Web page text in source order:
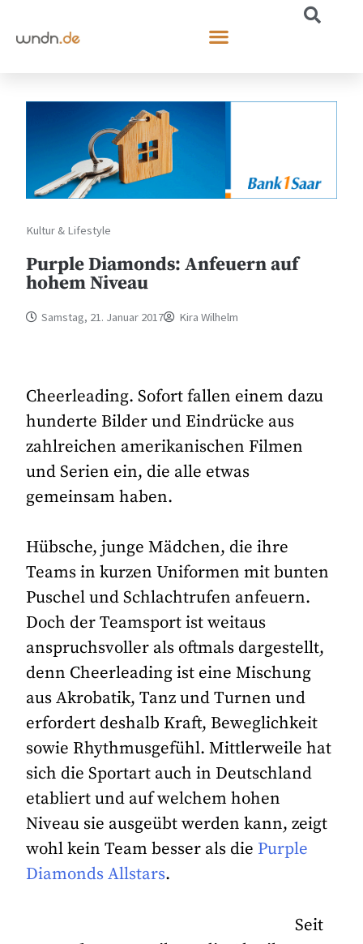
Kultur & Lifestyle
Purple Diamonds: Anfeuern auf
hohem Niveau
Samstag, 21. Januar 2017 Kira Wilhelm
Cheerleading. Sofort fallen einem dazu
hunderte Bilder und Eindrücke aus
zahlreichen amerikanischen Filmen
und Serien ein, die alle etwas
gemeinsam haben.
Hübsche, junge Mädchen, die ihre
Teams in kurzen Uniformen mit bunten
Puschel und Schlachtrufen anfeuern.
Doch der Teamsport ist weitaus
anspruchsvoller als oftmals dargestellt,
denn Cheerleading ist eine Mischung
aus Akrobatik, Tanz und Turnen und
erfordert deshalb Kraft, Beweglichkeit
sowie Rhythmusgefühl. Mittlerweile hat
sich die Sportart auch in Deutschland
etabliert und auf welchem hohen
Niveau sie ausgeübt werden kann, zeigt
wohl kein Team besser als die Purple
Diamonds Allstars.
Seit